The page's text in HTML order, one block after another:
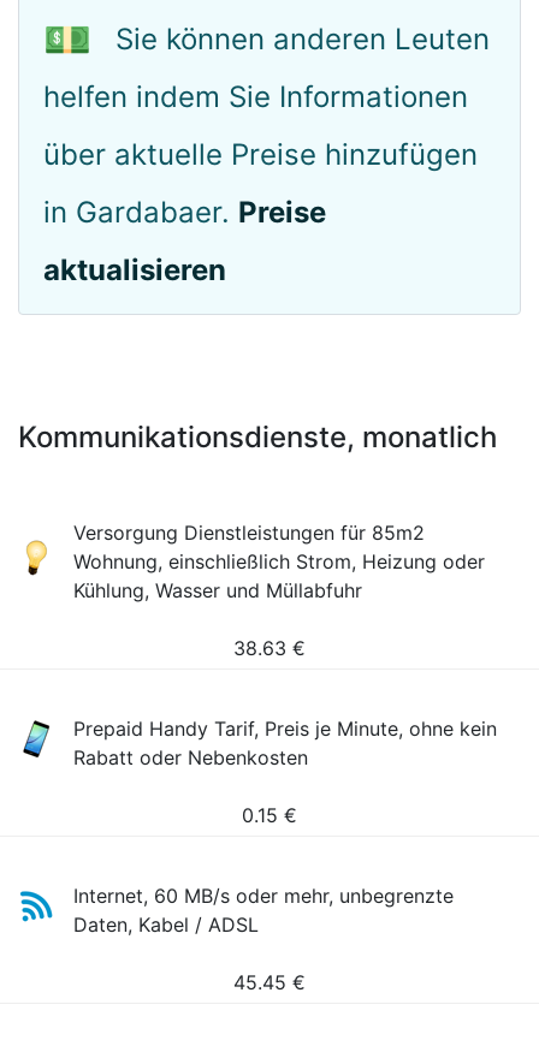
💵
Sie können anderen Leuten
helfen indem Sie Informationen
über aktuelle Preise hinzufügen
in Gardabaer. Preise
aktualisieren
Kommunikationsdienste, monatlich
Versorgung Dienstleistungen für 85m2
Wohnung, einschließlich Strom, Heizung oder
Kühlung, Wasser und Müllabfuhr
38.63 €
Prepaid Handy Tarif, Preis je Minute, ohne kein
Rabatt oder Nebenkosten
0.15 €
Internet, 60 MB/s oder mehr, unbegrenzte
Daten, Kabel / ADSL
45.45 €